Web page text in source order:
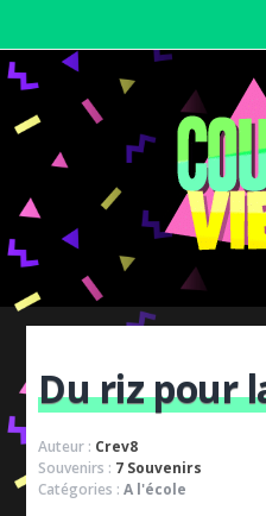
Du riz pour
Auteur : Crev8
Souvenirs : 7 Souvenirs
Catégories :A l'école